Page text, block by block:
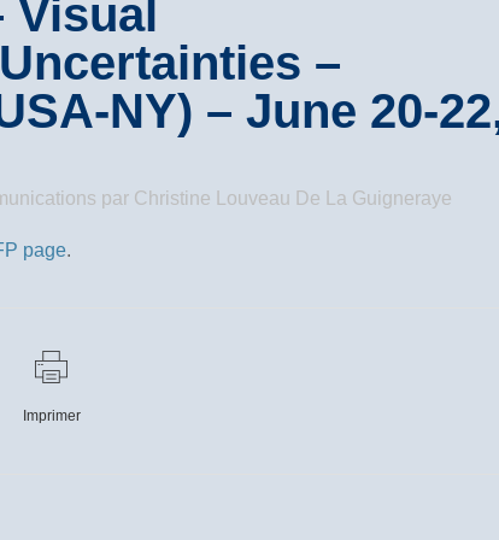
Visual
–
NY) – June 20-
par Christine Louveau De La Guigneraye
page.
Imprimer